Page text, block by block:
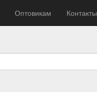
Оптовикам Контакты